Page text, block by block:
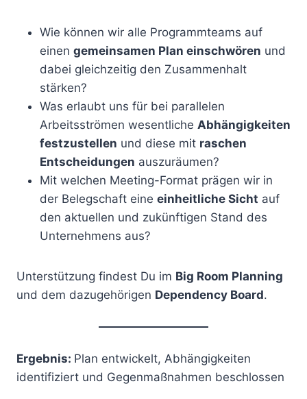
Wie können wir alle Programmteams auf
einen gemeinsamen Plan einschwören und
dabei gleichzeitig den Zusammenhalt
stärken?
Was erlaubt uns für bei parallelen
Arbeitsströmen wesentliche Abhängigkeiten
festzustellen und diese mit raschen
Entscheidungen auszuräumen?
Mit welchen Meeting-Format prägen wir in
der Belegschaft eine einheitliche Sicht auf
den aktuellen und zukünftigen Stand des
Unternehmens aus?
Unterstützung findest Du im Big Room Planning
und dem dazugehörigen Dependency Board.
Ergebnis: Plan entwickelt, Abhängigkeiten
identifiziert und Gegenmaßnahmen beschlossen